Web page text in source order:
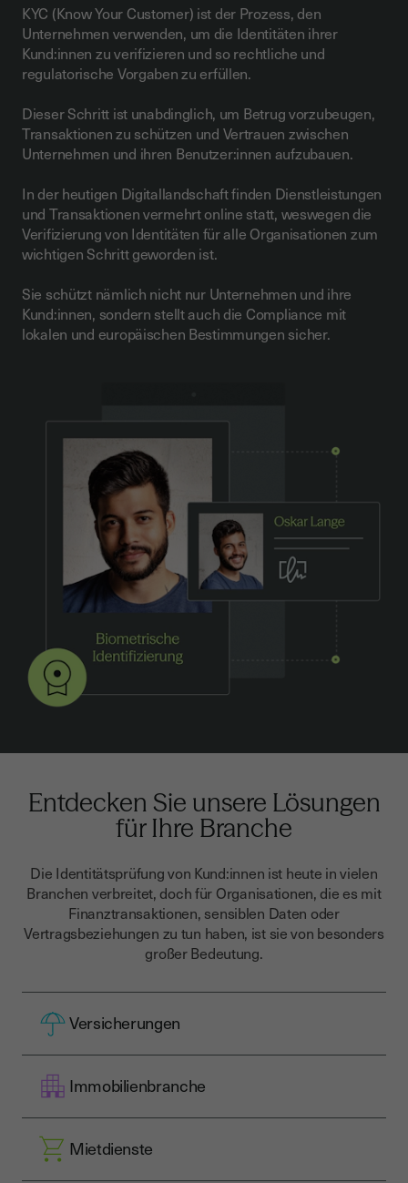
KYC (Know Your Customer) ist der Prozess, den
Unternehmen verwenden, um die Identitäten ihrer
Kund:innen zu verifizieren und so rechtliche und
regulatorische Vorgaben zu erfüllen.
Dieser Schritt ist unabdinglich, um Betrug vorzubeugen,
Transaktionen zu schützen und Vertrauen zwischen
Unternehmen und ihren Benutzer:innen aufzubauen.
In der heutigen Digitallandschaft finden Dienstleistungen
und Transaktionen vermehrt online statt, weswegen die
Verifizierung von Identitäten für alle Organisationen zum
wichtigen Schritt geworden ist.
Sie schützt nämlich nicht nur Unternehmen und ihre
Kund:innen, sondern stellt auch die Compliance mit
lokalen und europäischen Bestimmungen sicher.
Entdecken Sie unsere Lösungen
für Ihre Branche
Die Identitätsprüfung von Kund:innen ist heute in vielen
Branchen verbreitet, doch für Organisationen, die es mit
Finanztransaktionen, sensiblen Daten oder
Vertragsbeziehungen zu tun haben, ist sie von besonders
großer Bedeutung.
Versicherungen
Immobilienbranche
Mietdienste